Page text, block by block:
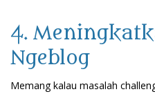
4.
Ngeblog
Memang kalau masalah